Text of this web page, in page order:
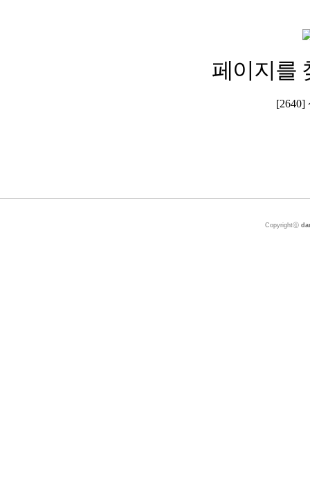
페이지를
[2640]
Copyrightⓒ